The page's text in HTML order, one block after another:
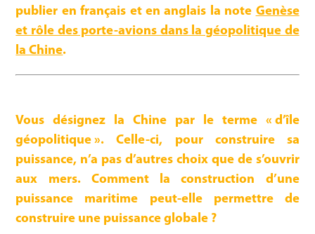
publier en français et en anglais la note Genèse
et rôle des porte-avions dans la géopolitique de
la Chine.
Vous désignez la Chine par le terme « d’île
géopolitique ». Celle-ci, pour construire sa
puissance, n’a pas d’autres choix que de s’ouvrir
aux mers. Comment la construction d’une
puissance maritime peut-elle permettre de
construire une puissance globale ?